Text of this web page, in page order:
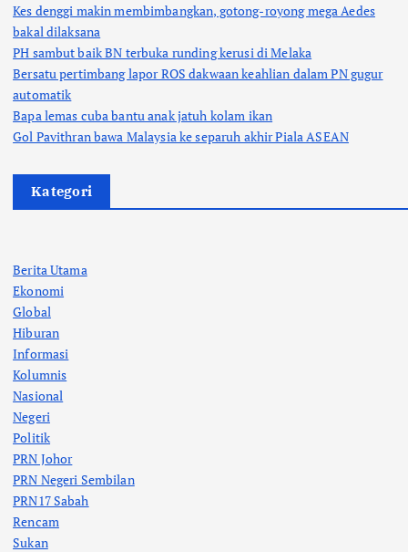
Kes denggi makin membimbangkan, gotong-royong mega Aedes
bakal dilaksana
PH sambut baik BN terbuka runding kerusi di Melaka
Bersatu pertimbang lapor ROS dakwaan keahlian dalam PN gugur
automatik
Bapa lemas cuba bantu anak jatuh kolam ikan
Gol Pavithran bawa Malaysia ke separuh akhir Piala ASEAN
Kategori
Berita Utama
Ekonomi
Global
Hiburan
Informasi
Kolumnis
Nasional
Negeri
Politik
PRN Johor
PRN Negeri Sembilan
PRN17 Sabah
Rencam
Sukan